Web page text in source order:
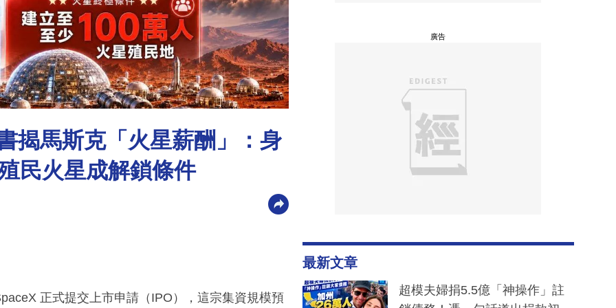
揭馬斯克「火星薪酬」：身
民火星成解鎖條件
正式提交上市申請（IPO），這宗集資規模預
廣告
最新文章
超模夫婦捐5.5億「神操作」註